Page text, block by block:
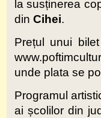
la susținerea
din Cihei.
Prețul unui
unde plata se
Programul
ai școlilor din